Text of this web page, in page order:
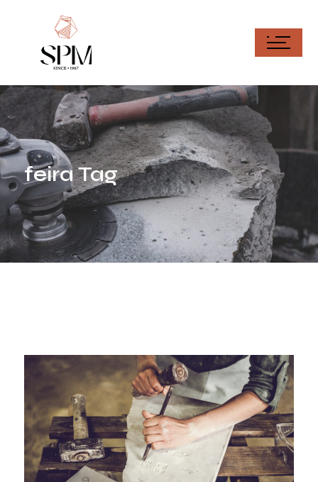
feira Tag